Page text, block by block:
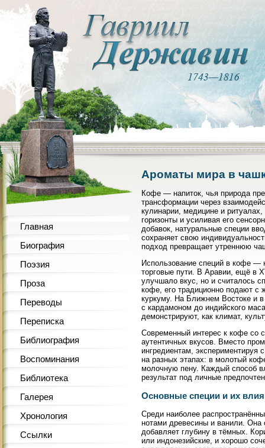
Главная
Биография
Поэзия
Проза
Переводы
Переписка
Библиография
Воспоминания
Библиотека
Галерея
Хронология
Ссылки
Ароматы мира в
Кофе — напиток, чья природа
трансформации через
кулинарии, медицине и
горизонты и усиливая его
добавок, натуральные специи
сохраняет свою
подход превращает утреннюю
Использование специй в кофе —
торговые пути. В Аравии, ещё в
улучшало вкус, но и считалось
кофе, его традиционно подают
куркуму. На Ближнем Востоке и
с кардамоном до индийского
демонстрируют, как климат,
Современный интерес к кофе со
аутентичных вкусов. Вместо
ингредиентам, экспериментируя
на разных этапах: в молотый
молочную пену. Каждый способ
результат под личные
Основные специи и их
Среди наиболее
нотами древесины и ванили. Она
добавляет глубину в тёмных.
или индонезийские, и хорошо